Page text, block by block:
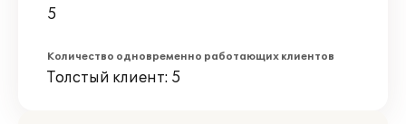
5
Количество одновременно работающих клиентов
Толстый клиент: 5